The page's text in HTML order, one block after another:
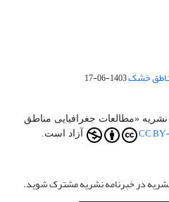
مناطق خشک1403-06-17
«مطالعات جغرافیایی مناطق
CC آزاد است.
نشریه در خبرنامه نشریه مشترک شوید.